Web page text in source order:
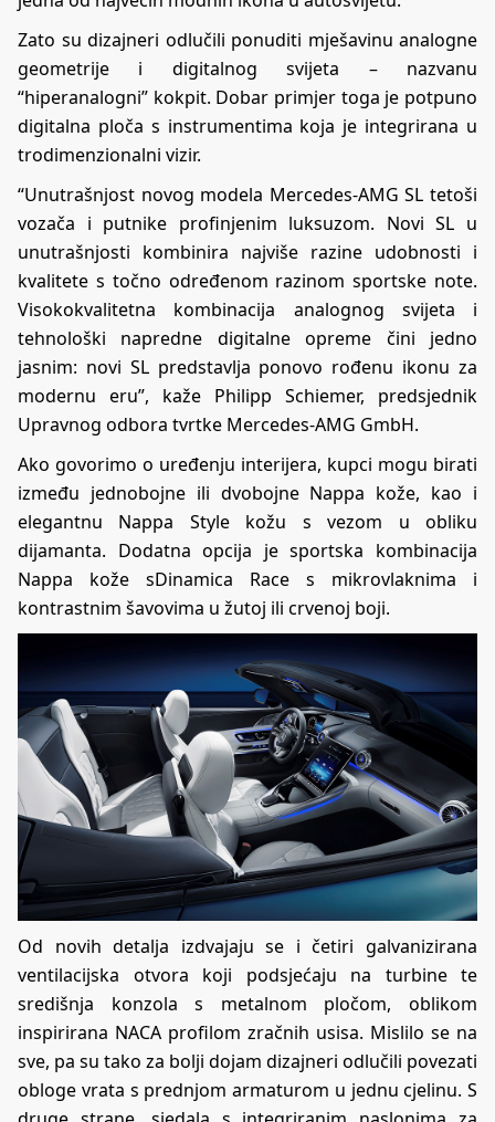
Zato su dizajneri odlučili ponuditi mješavinu analogne
geometrije i digitalnog svijeta – nazvanu
“hiperanalogni” kokpit. Dobar primjer toga je potpuno
digitalna ploča s instrumentima koja je integrirana u
trodimenzionalni vizir.
“Unutrašnjost novog modela Mercedes-AMG SL tetoši
vozača i putnike profinjenim luksuzom. Novi SL u
unutrašnjosti kombinira najviše razine udobnosti i
kvalitete s točno određenom razinom sportske note.
Visokokvalitetna kombinacija analognog svijeta i
tehnološki napredne digitalne opreme čini jedno
jasnim: novi SL predstavlja ponovo rođenu ikonu za
modernu eru”, kaže Philipp Schiemer, predsjednik
Upravnog odbora tvrtke Mercedes-AMG GmbH.
Ako govorimo o uređenju interijera, kupci mogu birati
između jednobojne ili dvobojne Nappa kože, kao i
elegantnu Nappa Style kožu s vezom u obliku
dijamanta. Dodatna opcija je sportska kombinacija
Nappa kože sDinamica Race s mikrovlaknima i
kontrastnim šavovima u žutoj ili crvenoj boji.
Od novih detalja izdvajaju se i četiri galvanizirana
ventilacijska otvora koji podsjećaju na turbine te
središnja konzola s metalnom pločom, oblikom
inspirirana NACA profilom zračnih usisa. Mislilo se na
sve, pa su tako za bolji dojam dizajneri odlučili povezati
obloge vrata s prednjom armaturom u jednu cjelinu. S